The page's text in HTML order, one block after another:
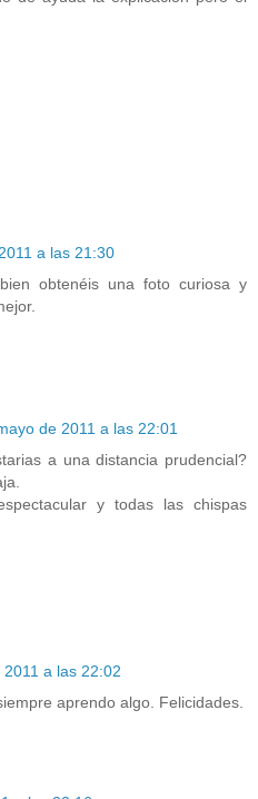
a las 21:30
obtenéis una foto curiosa y
de 2011 a las 22:01
a una distancia prudencial?
y todas las chispas
a las 22:02
aprendo algo. Felicidades.